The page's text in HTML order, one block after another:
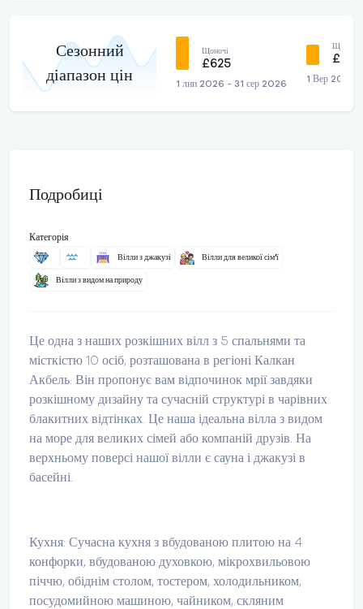
Сезонний
діапазон цін
Щоночі
£625
1 лип 2026 - 31 сер 2026
Щоночі
£446
1 Вер 2026
Подробиці
Категорія
Вілли з джакузі Вілли для великої сім'ї
Вілли з видом на природу
Це одна з наших розкішних вілл з 5 спальнями та
місткістю 10 осіб, розташована в регіоні Калкан
Акбель. Він пропонує вам відпочинок мрії завдяки
розкішному дизайну та сучасній структурі в чарівних
блакитних відтінках. Це наша ідеальна вілла з видом
на море для великих сімей або компаній друзів. На
верхньому поверсі нашої вілли є сауна і джакузі в
басейні.
Кухня: Сучасна кухня з вбудованою плитою на 4
конфорки, вбудованою духовкою, мікрохвильовою
піччю, обіднім столом, тостером, холодильником,
посудомийною машиною, чайником, скляним